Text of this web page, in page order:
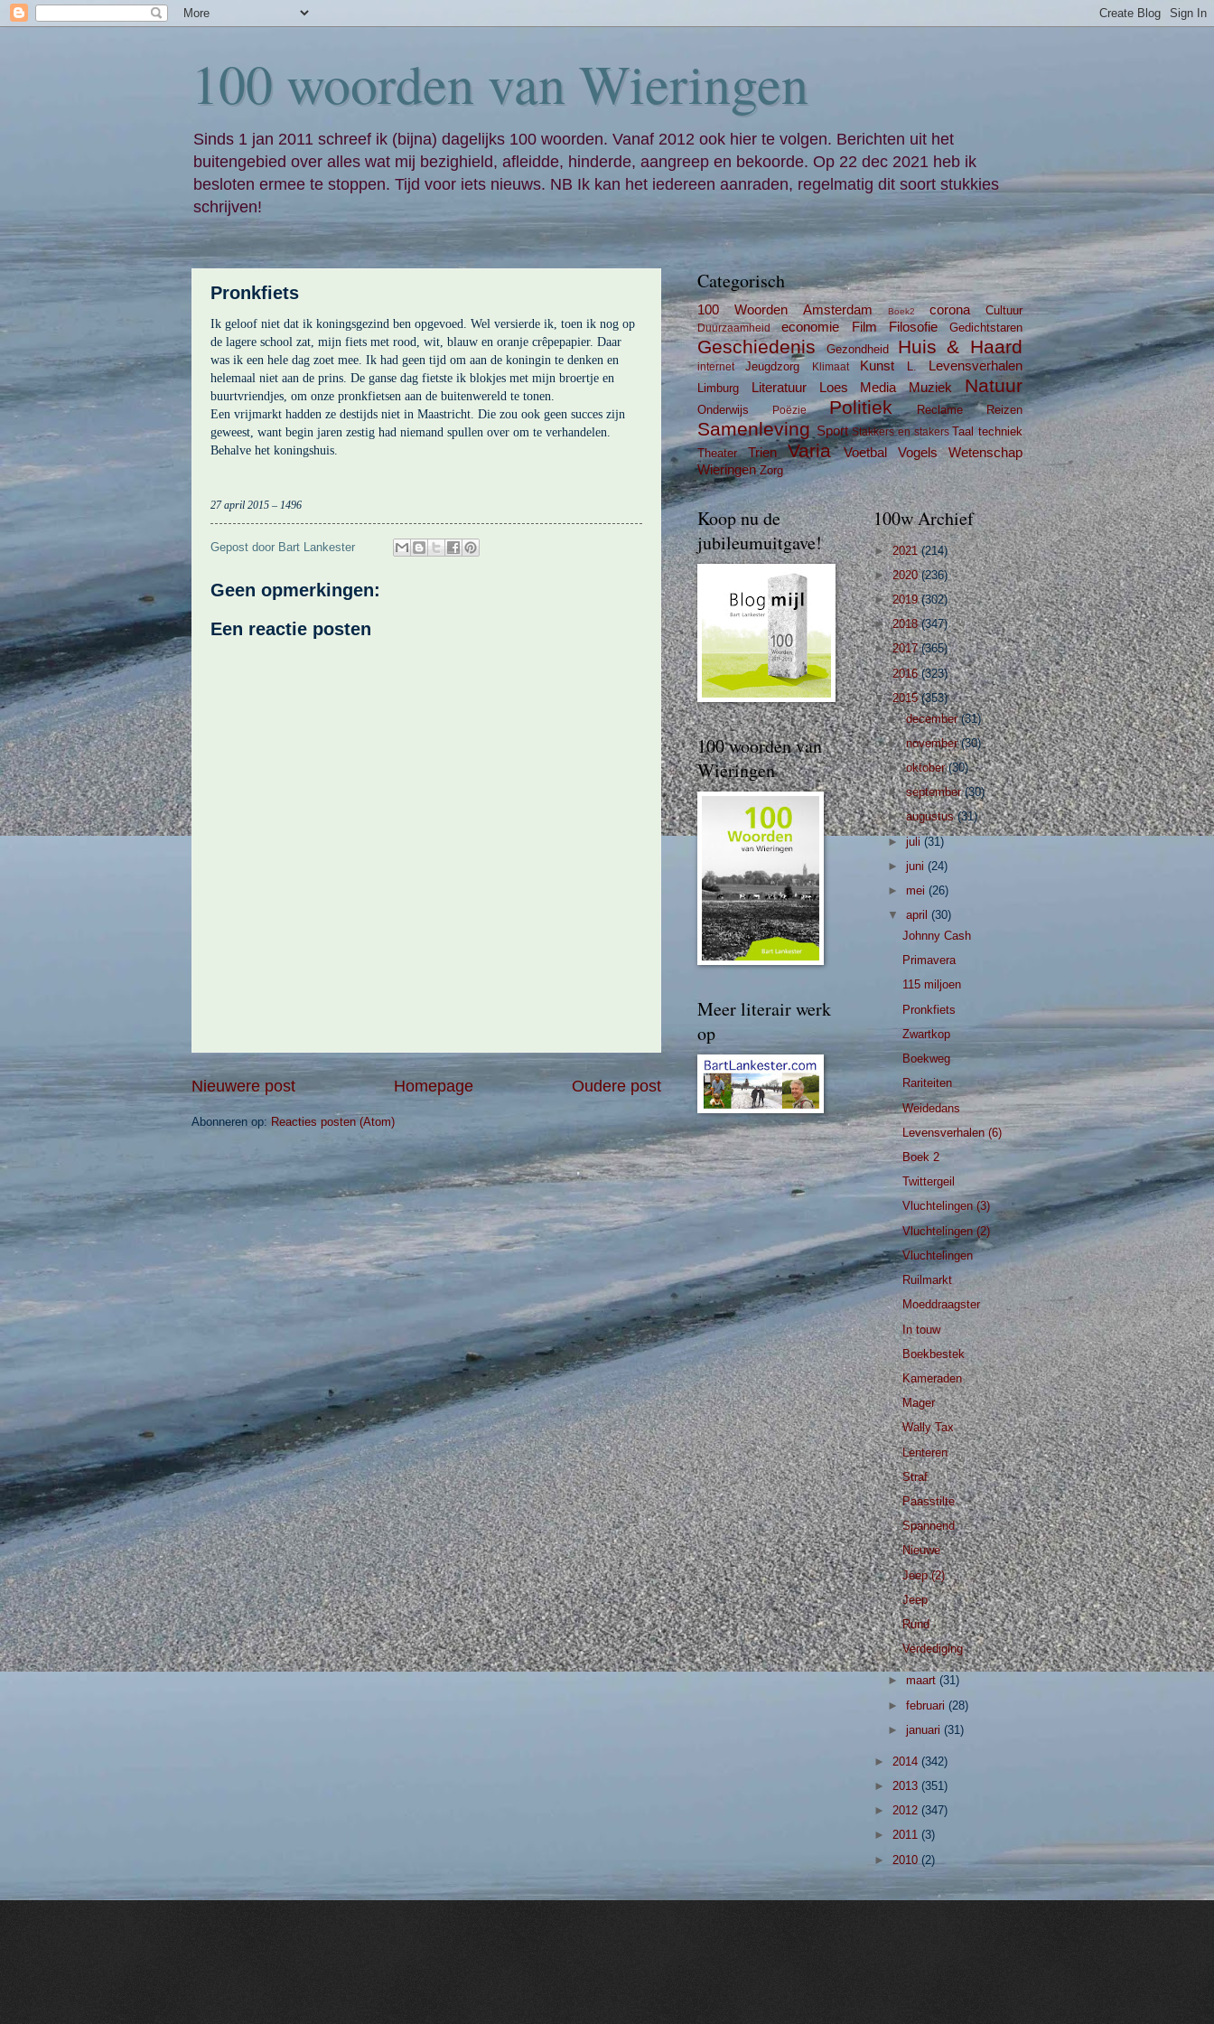
100 woorden van Wieringen
Sinds 1 jan 2011 schreef ik (bijna) dagelijks 100 woorden. Vanaf 2012 ook hier te volgen. Berichten uit het
buitengebied over alles wat mij bezighield, afleidde, hinderde, aangreep en bekoorde. Op 22 dec 2021 heb ik
besloten ermee te stoppen. Tijd voor iets nieuws. NB Ik kan het iedereen aanraden, regelmatig dit soort stukkies
schrijven!
Pronkfiets
Ik geloof niet dat ik koningsgezind ben opgevoed. Wel versierde ik, toen ik nog op
de lagere school zat, mijn fiets met rood, wit, blauw en oranje crêpepapier. Daar
was ik een hele dag zoet mee. Ik had geen tijd om aan de koningin te denken en
helemaal niet aan de prins. De ganse dag fietste ik blokjes met mijn broertje en
buurtvriendjes, om onze pronkfietsen aan de buitenwereld te tonen.
Een vrijmarkt hadden ze destijds niet in Maastricht. Die zou ook geen succes zijn
geweest, want begin jaren zestig had niemand spullen over om te verhandelen.
Behalve het koningshuis.
27 april 2015 – 1496
Gepost door Bart Lankester
Geen opmerkingen:
Een reactie posten
Nieuwere post Oudere post
Homepage
Abonneren op: Reacties posten (Atom)
Categorisch
100 Woorden Amsterdam Boek2 corona Cultuur
Duurzaamheid economie Film Filosofie Gedichtstaren
Geschiedenis Gezondheid Huis & Haard
internet Jeugdzorg Klimaat Kunst L. Levensverhalen
Limburg Literatuur Loes Media Muziek Natuur
Onderwijs Poëzie Politiek Reclame Reizen
Samenleving Sport Stakkers en stakers Taal techniek
Theater
Trien Varia Voetbal Vogels
Wetenschap
Wieringen Zorg
Koop nu de
jubileumuitgave!
100 woorden van
Wieringen
Meer literair werk
op
100w Archief
►2021(214)
►2020(236)
►2019(302)
►2018(347)
►2017(365)
►2016(323)
▼2015(353)
►december(31)
►november(30)
►oktober(30)
►september(30)
►augustus(31)
►juli(31)
►juni(24)
► mei(26)
▼april(30)
Johnny Cash
Primavera
115 miljoen
Pronkfiets
Zwartkop
Boekweg
Rariteiten
Weidedans
Levensverhalen (6)
Boek 2
Twittergeil
Vluchtelingen (3)
Vluchtelingen (2)
Vluchtelingen
Ruilmarkt
Moeddraagster
In touw
Boekbestek
Kameraden
Mager
Wally Tax
Lenteren
Straf
Paasstilte
Spannend
Nieuwe
Jeep (2)
Jeep
Rund
Verdediging
► maart(31)
►februari(28)
►januari(31)
► 2014 (342)
► 2013 (351)
► 2012 (347)
► 2011 (3)
► 2010 (2)